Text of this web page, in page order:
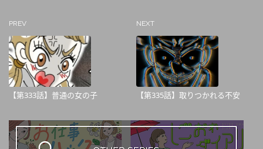
PREV
【第333話】普通の女の子
NEXT
【第335話】取りつかれる不安